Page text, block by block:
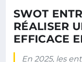
SWOT
RÉALISER
EFFICACE
En 2025, les